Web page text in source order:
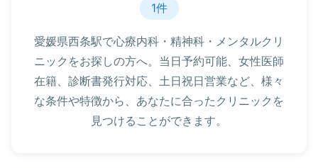
1件
愛媛県西条駅で心療内科・精神科・メンタルクリ
ニックをお探しの方へ。当日予約可能、女性医師
在籍、診断書発行対応、土日祝日営業など、様々
な条件や特徴から、あなたに合ったクリニックを
見つけることができます。